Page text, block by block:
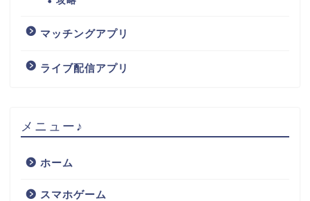
マッチングアプリ
ライブ配信アプリ
メニュー♪
ホーム
スマホゲーム